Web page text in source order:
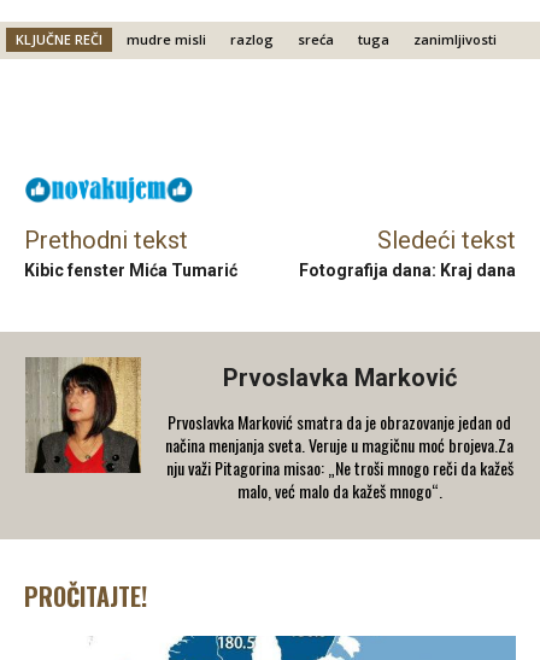
KLJUČNE REČI mudre misli razlog sreća tuga zanimljivosti
Prethodni tekst
Kibic fenster Mića Tumarić
Sledeći tekst
Fotografija dana: Kraj dana
Prvoslavka Marković
Prvoslavka Marković smatra da je obrazovanje jedan od
načina menjanja sveta. Veruje u magičnu moć brojeva.Za
nju važi Pitagorina misao: „Ne troši mnogo reči da kažeš
malo, već malo da kažeš mnogo“.
PROČITAJTE!